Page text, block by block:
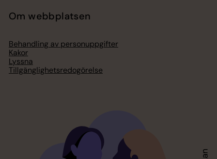
Om webbplatsen
Behandling av personuppgifter
Kakor
Lyssna
Tillgänglighetsredogörelse